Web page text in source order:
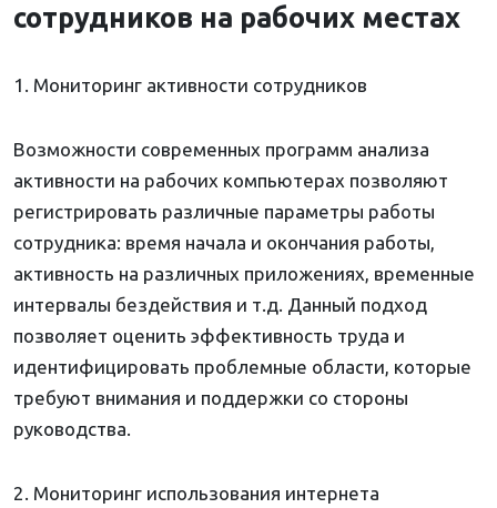
сотрудников на рабочих местах
1. Мониторинг активности сотрудников
Возможности современных программ анализа
активности на рабочих компьютерах позволяют
регистрировать различные параметры работы
сотрудника: время начала и окончания работы,
активность на различных приложениях, временные
интервалы бездействия и т.д. Данный подход
позволяет оценить эффективность труда и
идентифицировать проблемные области, которые
требуют внимания и поддержки со стороны
руководства.
2. Мониторинг использования интернета